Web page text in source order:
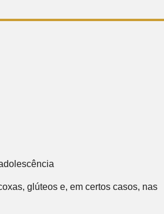
glúteos e, em certos casos, nas